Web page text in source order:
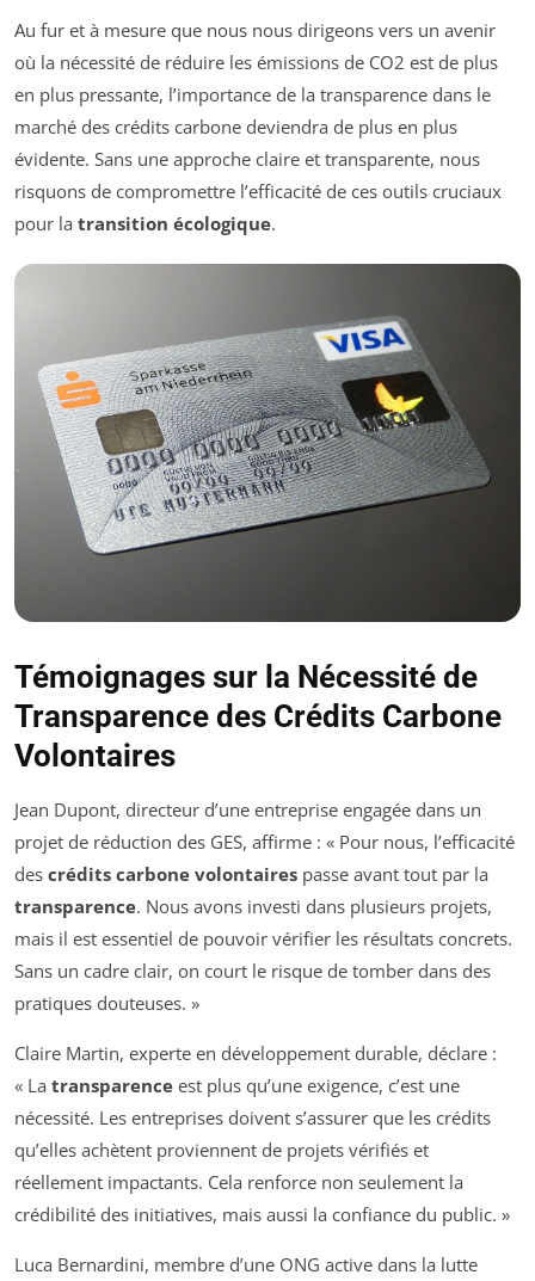
Au fur et à mesure que nous nous dirigeons vers un avenir
où la nécessité de réduire les émissions de CO2 est de plus
en plus pressante, l’importance de la transparence dans le
marché des crédits carbone deviendra de plus en plus
évidente. Sans une approche claire et transparente, nous
risquons de compromettre l’efficacité de ces outils cruciaux
pour la transition écologique.
Témoignages sur la Nécessité de
Transparence des Crédits Carbone
Volontaires
Jean Dupont, directeur d’une entreprise engagée dans un
projet de réduction des GES, affirme : « Pour nous, l’efficacité
des crédits carbone volontaires passe avant tout par la
transparence. Nous avons investi dans plusieurs projets,
mais il est essentiel de pouvoir vérifier les résultats concrets.
Sans un cadre clair, on court le risque de tomber dans des
pratiques douteuses. »
Claire Martin, experte en développement durable, déclare :
« La transparence est plus qu’une exigence, c’est une
nécessité. Les entreprises doivent s’assurer que les crédits
qu’elles achètent proviennent de projets vérifiés et
réellement impactants. Cela renforce non seulement la
crédibilité des initiatives, mais aussi la confiance du public. »
Luca Bernardini, membre d’une ONG active dans la lutte